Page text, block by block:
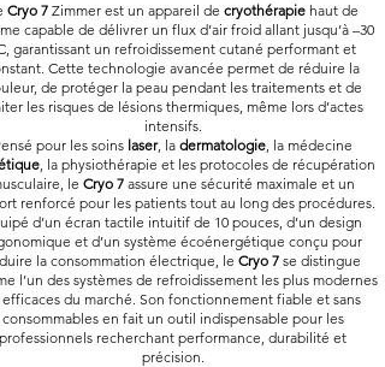
Cryo 7Zimmer est un appareil de cryothérapiehaut de
capable de délivrer un flux d’air froid allant jusqu’à –30
garantissant un refroidissement cutané performant et
Cette technologie avancée permet de réduire la
de protéger la peau pendant les traitements et de
les risques de lésions thermiques, même lors d’actes
intensifs.
pour les soins laser, la dermatologie, la médecine
, la physiothérapie et les protocoles de récupération
le Cryo 7 assure une sécurité maximale et un
renforcé pour les patients tout au long des procédures.
d’un écran tactile intuitif de 10 pouces, d’un design
et d’un système écoénergétique conçu pour
la consommation électrique, le Cryo 7 se distingue
l’un des systèmes de refroidissement les plus modernes
du marché. Son fonctionnement fiable et sans
consommables en fait un outil indispensable pour les
professionnels recherchant performance, durabilité et
précision.